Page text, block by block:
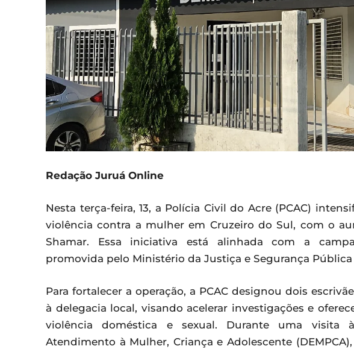
Redação Juruá Online
Nesta terça-feira, 13, a Polícia Civil do Acre (PCAC)
violência contra a mulher em Cruzeiro do Sul, com o
Shamar. Essa iniciativa está alinhada com a
promovida pelo Ministério da Justiça e Segurança Pública
Para fortalecer a operação, a PCAC designou dois
à delegacia local, visando acelerar investigações e
violência doméstica e sexual. Durante uma visita
Atendimento à Mulher, Criança e Adolescente